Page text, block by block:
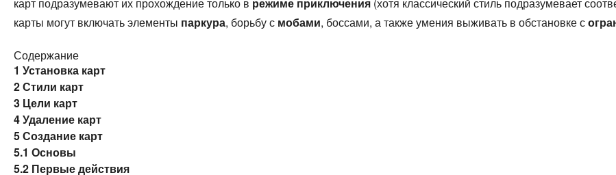
карты могут включать элементы паркура, борьбу с мобами, боссами, а также умения выживать в обстановке с
Содержание
1 Установка карт
2Стили карт
3 Цели карт
4Удаление карт
5Создание карт
5.1 Основы
5.2 Первые действия